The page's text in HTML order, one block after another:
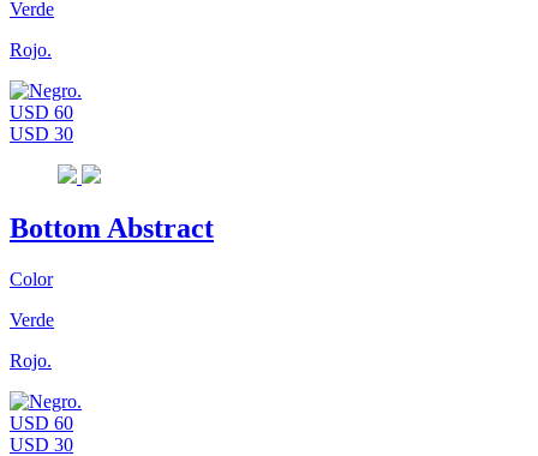
Verde
Rojo.
USD 60
USD 30
Bottom Abstract
Color
Verde
Rojo.
USD 60
USD 30